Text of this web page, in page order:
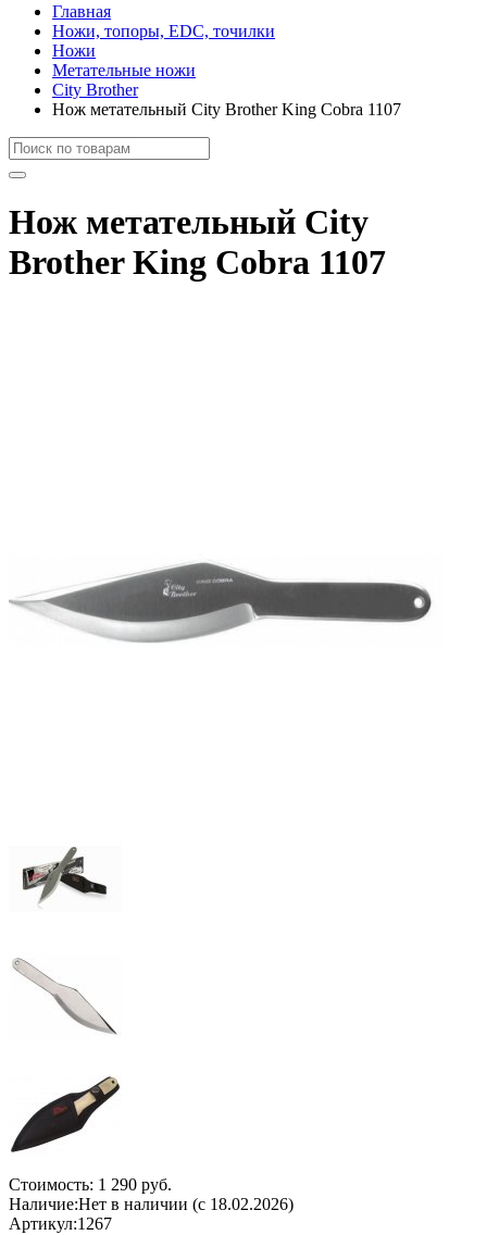
Главная
Ножи, топоры, EDC, точилки
Ножи
Метательные ножи
City Brother
Нож метательный City Brother King Cobra 1107
Нож метательный City
Brother King Cobra 1107
Стоимость: 1 290 руб.
Наличие:Нет в наличии (с 18.02.2026)
Артикул:1267